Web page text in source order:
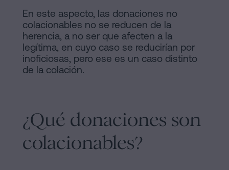
En este aspecto, las donaciones no
colacionables no se reducen de la
herencia, a no ser que afecten a la
legítima, en cuyo caso se reducirían por
inoficiosas, pero ese es un caso distinto
de la colación.
¿Qué donaciones son
colacionables?